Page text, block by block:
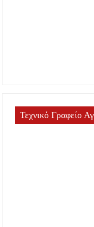
Τεχνικό Γραφείο